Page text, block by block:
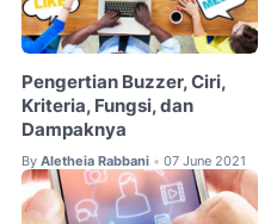
Pengertian Buzzer, Ciri,
Kriteria, Fungsi, dan
Dampaknya
By Aletheia Rabbani • 07 June 2021